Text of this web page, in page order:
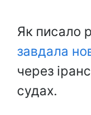
Як писало
завдала
через
судах.